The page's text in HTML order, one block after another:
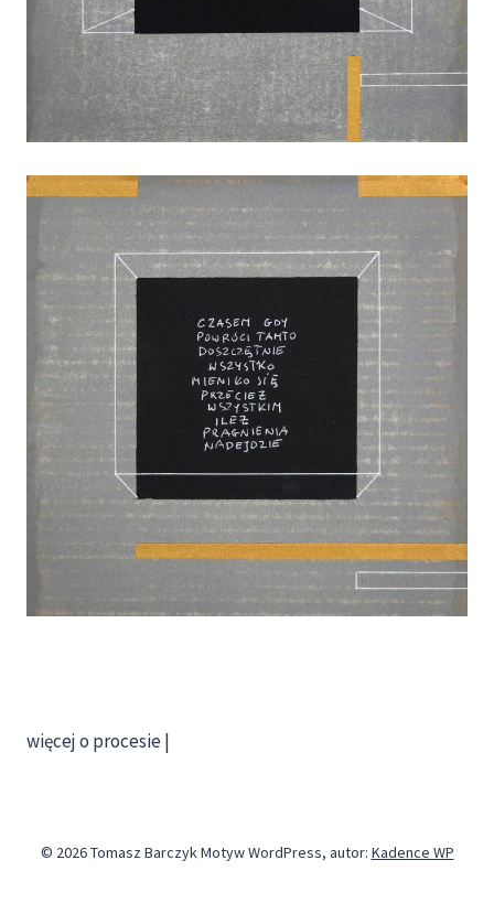
więcej o procesie |
© 2026 Tomasz Barczyk Motyw WordPress, autor: Kadence WP